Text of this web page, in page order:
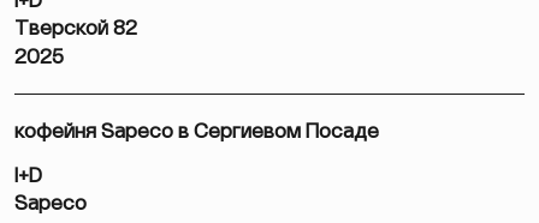
Тверской 82
2025
кофейня Sapeco в Сергиевом Посаде
I+D
Sapeco